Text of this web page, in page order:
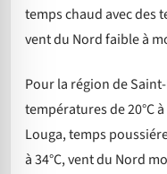
temps chaud avec des
vent du Nord faible à
Pour la région de
températures de 20°C
Louga, temps
à 34°C, vent du Nord